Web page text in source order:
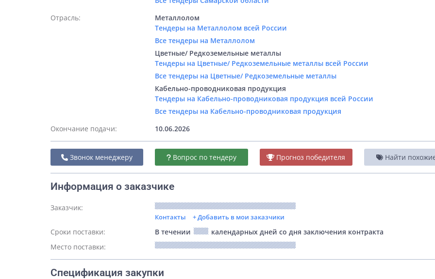
Отрасль:
Металлолом
Тендеры на Металлолом всей России
Все тендеры на Металлолом
Цветные/ Редкоземельные металлы
Тендеры на Цветные/ Редкоземельные металлы всей России
Все тендеры на Цветные/ Редкоземельные металлы
Кабельно-проводниковая продукция
Тендеры на Кабельно-проводниковая продукция всей России
Все тендеры на Кабельно-проводниковая продукция
Окончание подачи:
10.06.2026
Звонок менеджеру Вопрос по тендеру Прогноз победителя Найти
Информация о заказчике
Заказчик:
Контакты + Добавить в мои заказчики
Сроки поставки: В течении
календарных дней со дня заключения контракта
Место поставки:
Спецификация закупки